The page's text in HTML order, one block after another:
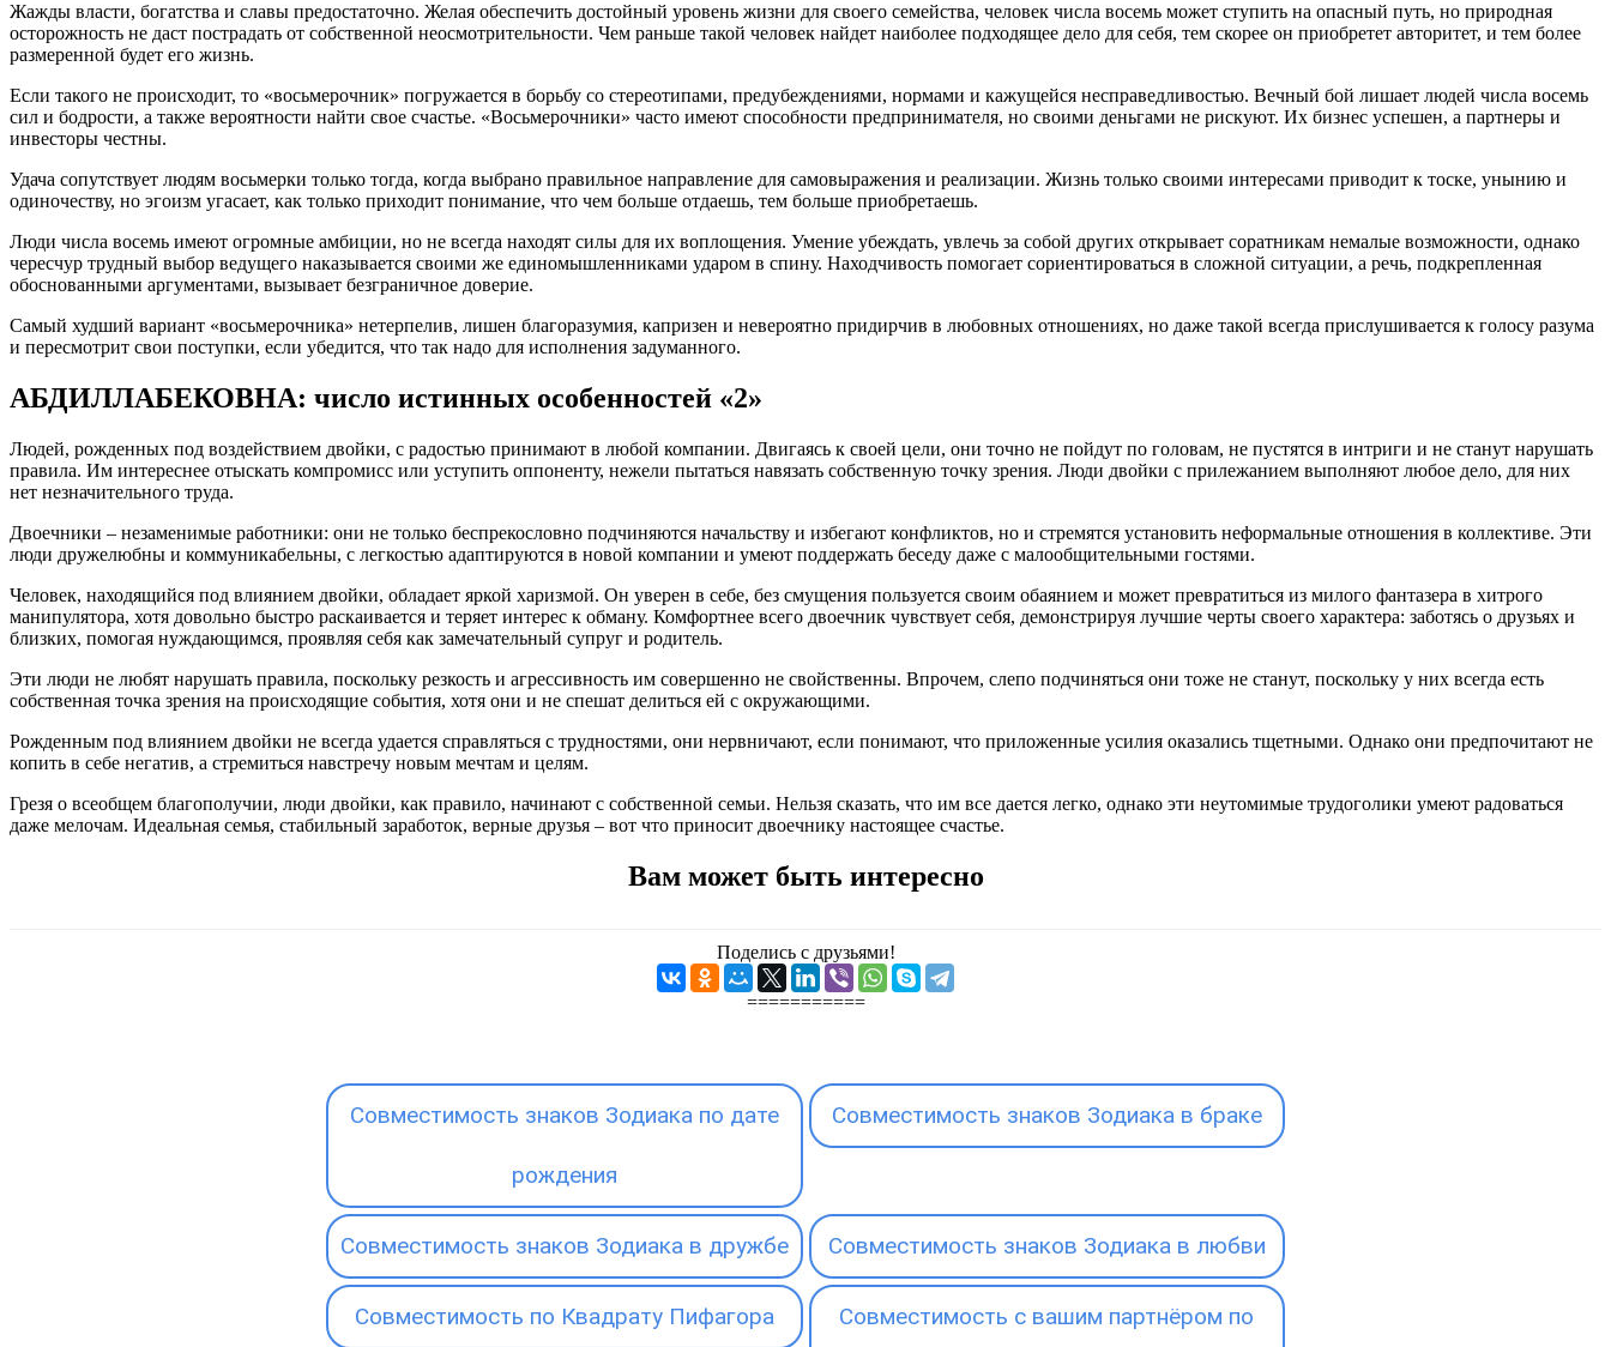
Жажды власти, богатства и славы предостаточно. Желая обеспечить достойный уровень жизни для своего семейства, человек числа восемь может ступить на опасный путь, но природная
осторожность не даст пострадать от собственной неосмотрительности. Чем раньше такой человек найдет наиболее подходящее дело для себя, тем скорее он приобретет авторитет, и тем более
размеренной будет его жизнь.
Если такого не происходит, то «восьмерочник» погружается в борьбу со стереотипами, предубеждениями, нормами и кажущейся несправедливостью. Вечный бой лишает людей числа восемь
сил и бодрости, а также вероятности найти свое счастье. «Восьмерочники» часто имеют способности предпринимателя, но своими деньгами не рискуют. Их бизнес успешен, а партнеры и
инвесторы честны.
Удача сопутствует людям восьмерки только тогда, когда выбрано правильное направление для самовыражения и реализации. Жизнь только своими интересами приводит к тоске, унынию и
одиночеству, но эгоизм угасает, как только приходит понимание, что чем больше отдаешь, тем больше приобретаешь.
Люди числа восемь имеют огромные амбиции, но не всегда находят силы для их воплощения. Умение убеждать, увлечь за собой других открывает соратникам немалые возможности, однако
чересчур трудный выбор ведущего наказывается своими же единомышленниками ударом в спину. Находчивость помогает сориентироваться в сложной ситуации, а речь, подкрепленная
обоснованными аргументами, вызывает безграничное доверие.
Самый худший вариант «восьмерочника» нетерпелив, лишен благоразумия, капризен и невероятно придирчив в любовных отношениях, но даже такой всегда прислушивается к голосу разума
и пересмотрит свои поступки, если убедится, что так надо для исполнения задуманного.
АБДИЛЛАБЕКОВНА: число истинных особенностей «2»
Людей, рожденных под воздействием двойки, с радостью принимают в любой компании. Двигаясь к своей цели, они точно не пойдут по головам, не пустятся в интриги и не станут нарушать
правила. Им интереснее отыскать компромисс или уступить оппоненту, нежели пытаться навязать собственную точку зрения. Люди двойки с прилежанием выполняют любое дело, для них
нет незначительного труда.
Двоечники – незаменимые работники: они не только беспрекословно подчиняются начальству и избегают конфликтов, но и стремятся установить неформальные отношения в коллективе. Эти
люди дружелюбны и коммуникабельны, с легкостью адаптируются в новой компании и умеют поддержать беседу даже с малообщительными гостями.
Человек, находящийся под влиянием двойки, обладает яркой харизмой. Он уверен в себе, без смущения пользуется своим обаянием и может превратиться из милого фантазера в хитрого
манипулятора, хотя довольно быстро раскаивается и теряет интерес к обману. Комфортнее всего двоечник чувствует себя, демонстрируя лучшие черты своего характера: заботясь о друзьях и
близких, помогая нуждающимся, проявляя себя как замечательный супруг и родитель.
Эти люди не любят нарушать правила, поскольку резкость и агрессивность им совершенно не свойственны. Впрочем, слепо подчиняться они тоже не станут, поскольку у них всегда есть
собственная точка зрения на происходящие события, хотя они и не спешат делиться ей с окружающими.
Рожденным под влиянием двойки не всегда удается справляться с трудностями, они нервничают, если понимают, что приложенные усилия оказались тщетными. Однако они предпочитают не
копить в себе негатив, а стремиться навстречу новым мечтам и целям.
Грезя о всеобщем благополучии, люди двойки, как правило, начинают с собственной семьи. Нельзя сказать, что им все дается легко, однако эти неутомимые трудоголики умеют радоваться
даже мелочам. Идеальная семья, стабильный заработок, верные друзья – вот что приносит двоечнику настоящее счастье.
Вам может быть интересно
Поделись с друзьями!
===========
Совместимость знаков Зодиака по дате
рождения
Совместимость знаков Зодиака в браке
Совместимость знаков Зодиака в дружбе Совместимость знаков Зодиака в любви
Совместимость по Квадрату Пифагора Совместимость с вашим партнёром по